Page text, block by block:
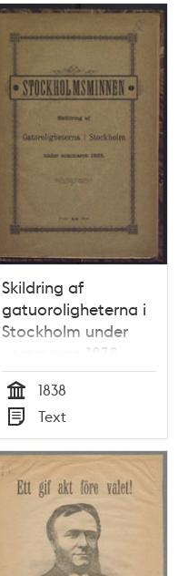
Skildring af
gatuoroligheterna i
Stockholm under
sommaren 1838.
Tid
1838
Typ
Text